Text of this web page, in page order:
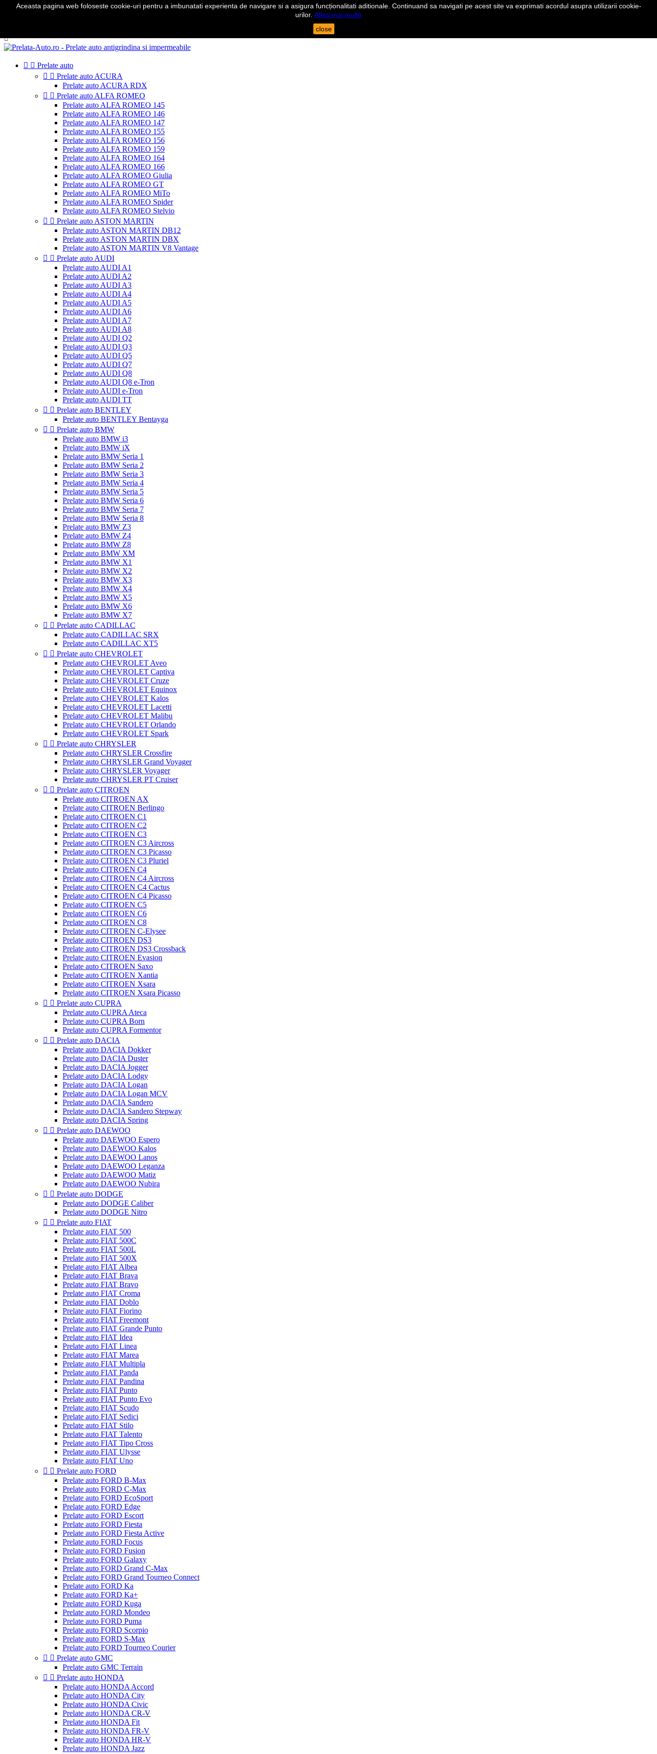
Telefon:0724 571 115

  Prelate auto
  Prelate auto ACURA
Prelate auto ACURA RDX
  Prelate auto ALFA ROMEO
Prelate auto ALFA ROMEO 145
Prelate auto ALFA ROMEO 146
Prelate auto ALFA ROMEO 147
Prelate auto ALFA ROMEO 155
Prelate auto ALFA ROMEO 156
Prelate auto ALFA ROMEO 159
Prelate auto ALFA ROMEO 164
Prelate auto ALFA ROMEO 166
Prelate auto ALFA ROMEO Giulia
Prelate auto ALFA ROMEO GT
Prelate auto ALFA ROMEO MiTo
Prelate auto ALFA ROMEO Spider
Prelate auto ALFA ROMEO Stelvio
  Prelate auto ASTON MARTIN
Prelate auto ASTON MARTIN DB12
Prelate auto ASTON MARTIN DBX
Prelate auto ASTON MARTIN V8 Vantage
  Prelate auto AUDI
Prelate auto AUDI A1
Prelate auto AUDI A2
Prelate auto AUDI A3
Prelate auto AUDI A4
Prelate auto AUDI A5
Prelate auto AUDI A6
Prelate auto AUDI A7
Prelate auto AUDI A8
Prelate auto AUDI Q2
Prelate auto AUDI Q3
Prelate auto AUDI Q5
Prelate auto AUDI Q7
Prelate auto AUDI Q8
Prelate auto AUDI Q8 e-Tron
Prelate auto AUDI e-Tron
Prelate auto AUDI TT
  Prelate auto BENTLEY
Prelate auto BENTLEY Bentayga
  Prelate auto BMW
Prelate auto BMW i3
Prelate auto BMW iX
Prelate auto BMW Seria 1
Prelate auto BMW Seria 2
Prelate auto BMW Seria 3
Prelate auto BMW Seria 4
Prelate auto BMW Seria 5
Prelate auto BMW Seria 6
Prelate auto BMW Seria 7
Prelate auto BMW Seria 8
Prelate auto BMW Z3
Prelate auto BMW Z4
Prelate auto BMW Z8
Prelate auto BMW XM
Prelate auto BMW X1
Prelate auto BMW X2
Prelate auto BMW X3
Prelate auto BMW X4
Prelate auto BMW X5
Prelate auto BMW X6
Prelate auto BMW X7
  Prelate auto CADILLAC
Prelate auto CADILLAC SRX
Prelate auto CADILLAC XT5
  Prelate auto CHEVROLET
Prelate auto CHEVROLET Aveo
Prelate auto CHEVROLET Captiva
Prelate auto CHEVROLET Cruze
Prelate auto CHEVROLET Equinox
Prelate auto CHEVROLET Kalos
Prelate auto CHEVROLET Lacetti
Prelate auto CHEVROLET Malibu
Prelate auto CHEVROLET Orlando
Prelate auto CHEVROLET Spark
  Prelate auto CHRYSLER
Prelate auto CHRYSLER Crossfire
Prelate auto CHRYSLER Grand Voyager
Prelate auto CHRYSLER Voyager
Prelate auto CHRYSLER PT Cruiser
  Prelate auto CITROEN
Prelate auto CITROEN AX
Prelate auto CITROEN Berlingo
Prelate auto CITROEN C1
Prelate auto CITROEN C2
Prelate auto CITROEN C3
Prelate auto CITROEN C3 Aircross
Prelate auto CITROEN C3 Picasso
Prelate auto CITROEN C3 Pluriel
Prelate auto CITROEN C4
Prelate auto CITROEN C4 Aircross
Prelate auto CITROEN C4 Cactus
Prelate auto CITROEN C4 Picasso
Prelate auto CITROEN C5
Prelate auto CITROEN C6
Prelate auto CITROEN C8
Prelate auto CITROEN C-Elysee
Prelate auto CITROEN DS3
Prelate auto CITROEN DS3 Crossback
Prelate auto CITROEN Evasion
Prelate auto CITROEN Saxo
Prelate auto CITROEN Xantia
Prelate auto CITROEN Xsara
Prelate auto CITROEN Xsara Picasso
  Prelate auto CUPRA
Prelate auto CUPRA Ateca
Prelate auto CUPRA Born
Prelate auto CUPRA Formentor
  Prelate auto DACIA
Prelate auto DACIA Dokker
Prelate auto DACIA Duster
Prelate auto DACIA Jogger
Prelate auto DACIA Lodgy
Prelate auto DACIA Logan
Prelate auto DACIA Logan MCV
Prelate auto DACIA Sandero
Prelate auto DACIA Sandero Stepway
Prelate auto DACIA Spring
  Prelate auto DAEWOO
Prelate auto DAEWOO Espero
Prelate auto DAEWOO Kalos
Prelate auto DAEWOO Lanos
Prelate auto DAEWOO Leganza
Prelate auto DAEWOO Matiz
Prelate auto DAEWOO Nubira
  Prelate auto DODGE
Prelate auto DODGE Caliber
Prelate auto DODGE Nitro
  Prelate auto FIAT
Prelate auto FIAT 500
Prelate auto FIAT 500C
Prelate auto FIAT 500L
Prelate auto FIAT 500X
Prelate auto FIAT Albea
Prelate auto FIAT Brava
Prelate auto FIAT Bravo
Prelate auto FIAT Croma
Prelate auto FIAT Doblo
Prelate auto FIAT Fiorino
Prelate auto FIAT Freemont
Prelate auto FIAT Grande Punto
Prelate auto FIAT Idea
Prelate auto FIAT Linea
Prelate auto FIAT Marea
Prelate auto FIAT Multipla
Prelate auto FIAT Panda
Prelate auto FIAT Pandina
Prelate auto FIAT Punto
Prelate auto FIAT Punto Evo
Prelate auto FIAT Scudo
Prelate auto FIAT Sedici
Prelate auto FIAT Stilo
Prelate auto FIAT Talento
Prelate auto FIAT Tipo Cross
Prelate auto FIAT Ulysse
Prelate auto FIAT Uno
  Prelate auto FORD
Prelate auto FORD B-Max
Prelate auto FORD C-Max
Prelate auto FORD EcoSport
Prelate auto FORD Edge
Prelate auto FORD Escort
Prelate auto FORD Fiesta
Prelate auto FORD Fiesta Active
Prelate auto FORD Focus
Prelate auto FORD Fusion
Prelate auto FORD Galaxy
Prelate auto FORD Grand C-Max
Prelate auto FORD Grand Tourneo Connect
Prelate auto FORD Ka
Prelate auto FORD Ka+
Prelate auto FORD Kuga
Prelate auto FORD Mondeo
Prelate auto FORD Puma
Prelate auto FORD Scorpio
Prelate auto FORD S-Max
Prelate auto FORD Tourneo Courier
  Prelate auto GMC
Prelate auto GMC Terrain
  Prelate auto HONDA
Prelate auto HONDA Accord
Prelate auto HONDA City
Prelate auto HONDA Civic
Prelate auto HONDA CR-V
Prelate auto HONDA Fit
Prelate auto HONDA FR-V
Prelate auto HONDA HR-V
Prelate auto HONDA Jazz
Aceasta pagina web foloseste cookie-uri pentru a imbunatati experienta de navigare si a asigura funcționalitati aditionale. Continuand sa navigati pe acest site va exprimati acordul asupra utilizarii cookie-
urilor. Aflati mai multe
close